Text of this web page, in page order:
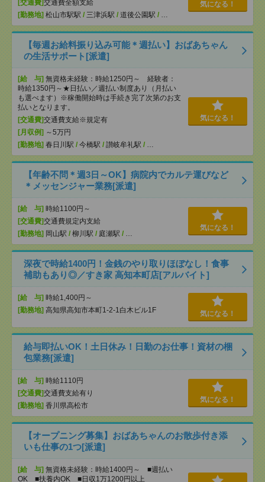
[交通費] 交通費全額支給
[勤務地] 松山市駅駅 / 三津浜駅 / 道後公園駅 /
気になる！
【毎週お給料振り込み可能＊週払い】おばあちゃん
の生活サポート[派遣]
[給 与] 無資格未経験：時給1250円～ 経験者：
時給1350円～★日払い／週払い制度あり（月払い
も選べます）※稼働開始時は手続き完了次第のお支
払いとなります。
[交通費]交通費支給※規定有
[月収例] ～5万円
[勤務地] 春日川駅 / 今橋駅 / 讃岐牟礼駅 /
気になる！
【年齢不問＊週3日～OK】病院内でカルテ運びなど
＊メッセンジャー業務[派遣]
[給 与] 時給1100円～
[交通費]交通費規定内支給
[勤務地] 岡山駅 / 柳川駅 / 庭瀬駅 /
気になる！
深夜で時給1400円！金銭のやり取りほぼなし！食事
補助もあり◎／すき家 高知本町店[アルバイト]
[給 与] 時給1,400円～
[勤務地] 高知県高知市本町1-2-1白木ビル1F 気になる！
給与即払いOK！土日休み！日勤のお仕事！資材の梱
包業務[派遣]
[給 与] 時給1110円
[交通費]交通費支給有り
[勤務地] 香川県高松市
気になる！
【オープニング募集】おばあちゃんのお散歩付き添
いも仕事の1つ[派遣]
[給 与] 無資格未経験：時給1400円～ ■週払い
OK ■扶養内OK ■日収1万1200円以上